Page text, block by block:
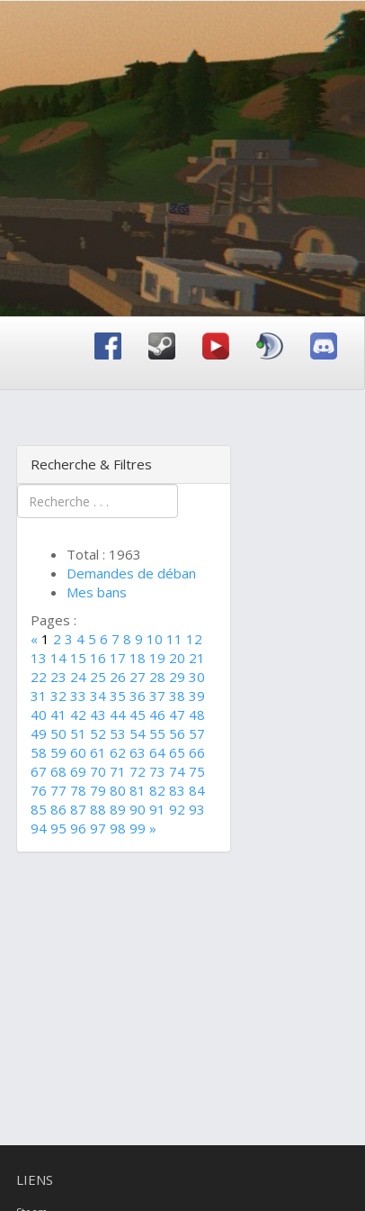
Recherche & Filtres
Total : 1963
Demandes de déban
Mes bans
Pages :
« 1 2 3 4 5 6 7 8 9 10 11 12
13 14 15 16 17 18 19 20 21
22 23 24 25 26 27 28 29 30
31 32 33 34 35 36 37 38 39
40 41 42 43 44 45 46 47 48
49 50 51 52 53 54 55 56 57
58 59 60 61 62 63 64 65 66
67 68 69 70 71 72 73 74 75
76 77 78 79 80 81 82 83 84
85 86 87 88 89 90 91 92 93
94 95 96 97 98 99 »
LIENS